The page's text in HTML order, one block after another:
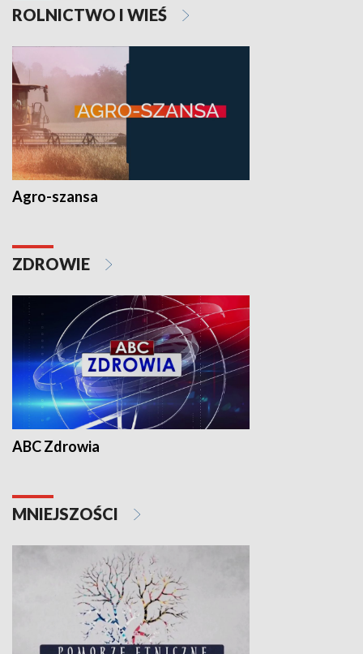
ROLNICTWO I WIEŚ
Agro-szansa
ZDROWIE
ABC Zdrowia
MNIEJSZOŚCI